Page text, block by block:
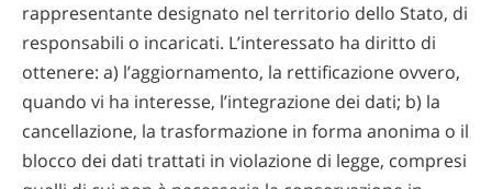
rappresentante designato nel territorio dello Stato, di
responsabili o incaricati. L’interessato ha diritto di
ottenere: a) l’aggiornamento, la rettificazione ovvero,
quando vi ha interesse, l’integrazione dei dati; b) la
cancellazione, la trasformazione in forma anonima o il
blocco dei dati trattati in violazione di legge, compresi